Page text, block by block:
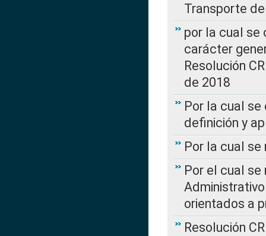
Transporte
por la cual se
carácter
Resolución
de 2018
Por la cual
definición y
Por la cual
Por el cual
orientados a
Resolución